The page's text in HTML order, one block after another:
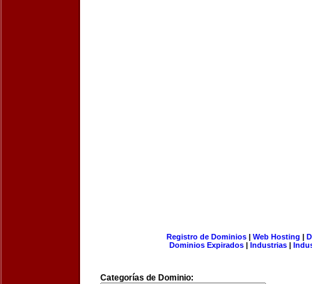
Registro de Dominios| Web Hosting |
Dominios Expirados | Industrias |
Categorías de Dominio: